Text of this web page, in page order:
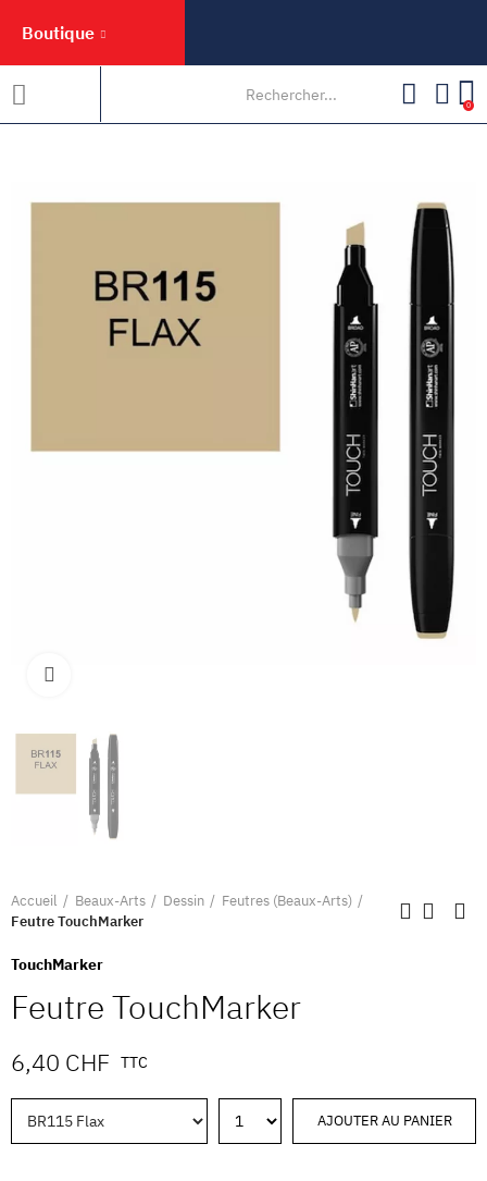
Boutique
0
Accueil Beaux-Arts Dessin
Feutres (Beaux-Arts)
Feutre TouchMarker
TouchMarker
Feutre TouchMarker
6,40 CHF TTC
AJOUTER AU PANIER